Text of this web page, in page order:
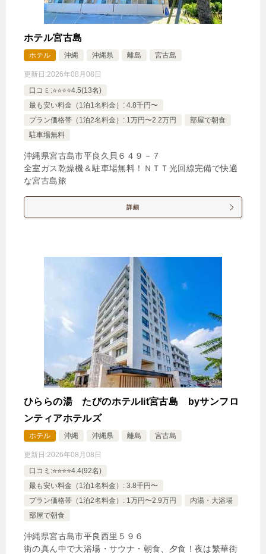
【6歳未満添い寝無料＆プール・ジム利用無料】地元
食材も楽しめる国際色豊かな朝食ビュッフェ付き 8
～9月
ツイン 🍴朝食 IN15:00- OUT -11:00
【シティビュー】ツインエグゼクティブルーム
1泊
大人1名
ホテル宮古島
ホテル 沖縄 沖縄県 離島 宮古島
更新日:2026年08月08日
口コミ:⭐️⭐️⭐️⭐️4.5(13名)
最も安い料金（1泊1名料金）: 4.8千円〜
プラン価格帯（1泊2名料金）: 1万円〜2.2万円
部屋で朝食
駐車場無料
沖縄県宮古島市平良久貝６４９－７
全室ガス乾燥機＆駐車場無料！ＮＴＴ光回線完備で快適
な宮古島旅
詳細
ひららの湯 たびのホテルlit宮古島 byサンフロ
ンティアホテルズ
ホテル 沖縄 沖縄県 離島 宮古島
更新日:2026年08月08日
口コミ:⭐️⭐️⭐️⭐️4.4(92名)
最も安い料金（1泊1名料金）: 3.8千円〜
プラン価格帯（1泊2名料金）: 1万円〜2.9万円
内湯・大浴場
部屋で朝食
沖縄県宮古島市平良西里５９６
街の真ん中で大浴場・サウナ・朝食、夕食！夜は繁華街